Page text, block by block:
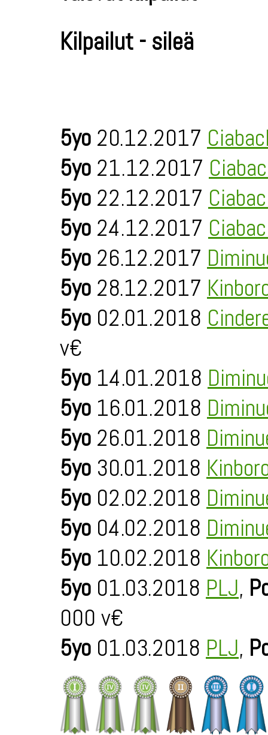
Kilpailut - sileä
5yo 20.12.2017
5yo 21.12.2017
5yo 22.12.2017
5yo 24.12.2017
5yo 26.12.2017
5yo 28.12.2017
5yo 02.01.2018
v€
5yo 14.01.2018
5yo 16.01.2018
5yo 26.01.2018
5yo 30.01.2018
5yo 02.02.2018
5yo 04.02.2018
5yo 10.02.2018
5yo 01.03.2018 PLJ,
000 v€
5yo 01.03.2018 PLJ,